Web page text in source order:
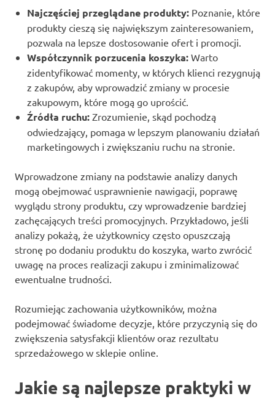
Najczęściej przeglądane produkty: Poznanie, które
produkty cieszą się największym zainteresowaniem,
pozwala na lepsze dostosowanie ofert i promocji.
Współczynnik porzucenia koszyka: Warto
zidentyfikować momenty, w których klienci rezygnują
z zakupów, aby wprowadzić zmiany w procesie
zakupowym, które mogą go uprościć.
Źródła ruchu: Zrozumienie, skąd pochodzą
odwiedzający, pomaga w lepszym planowaniu działań
marketingowych i zwiększaniu ruchu na stronie.
Wprowadzone zmiany na podstawie analizy danych
mogą obejmować usprawnienie nawigacji, poprawę
wyglądu strony produktu, czy wprowadzenie bardziej
zachęcających treści promocyjnych. Przykładowo, jeśli
analizy pokażą, że użytkownicy często opuszczają
stronę po dodaniu produktu do koszyka, warto zwrócić
uwagę na proces realizacji zakupu i zminimalizować
ewentualne trudności.
Rozumiejąc zachowania użytkowników, można
podejmować świadome decyzje, które przyczynią się do
zwiększenia satysfakcji klientów oraz rezultatu
sprzedażowego w sklepie online.
Jakie są najlepsze praktyki w